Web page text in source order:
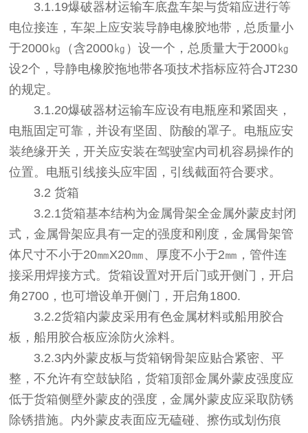
3.1.19爆破器材运输车底盘车架与货箱应进行等
电位接连，车架上应安装导静电橡胶地带，总质量小
于2000㎏（含2000㎏）设一个，总质量大于2000㎏
设2个，导静电橡胶拖地带各项技术指标应符合JT230
的规定。
3.1.20爆破器材运输车应设有电瓶座和紧固夹，
电瓶固定可靠，并设有坚固、防酸的罩子。电瓶应安
装绝缘开关，开关应安装在驾驶室内司机容易操作的
位置。电瓶引线接头应牢固，引线截面符合要求。
3.2 货箱
3.2.1货箱基本结构为金属骨架全金属外蒙皮封闭
式，金属骨架应具有一定的强度和刚度，金属骨架管
体尺寸不小于20㎜X20㎜、厚度不小于2㎜，管件连
接采用焊接方式。货箱设置对开后门或开侧门，开启
角2700，也可增设单开侧门，开启角1800.
3.2.2货箱内蒙皮采用有色金属材料或船用胶合
板，船用胶合板应涂防火涂料。
3.2.3内外蒙皮板与货箱钢骨架应贴合紧密、平
整，不允许有空鼓缺陷，货箱顶部金属外蒙皮强度应
低于货箱侧壁外蒙皮的强度，金属外蒙皮应采取防锈
除锈措施。内外蒙皮表面应无磕碰、擦伤或划伤痕